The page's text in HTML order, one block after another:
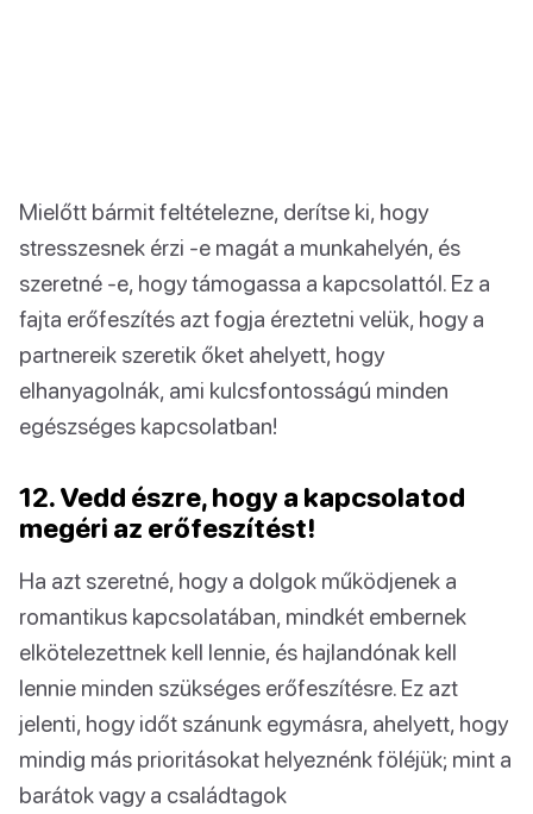
Mielőtt bármit feltételezne, derítse ki, hogy
stresszesnek érzi -e magát a munkahelyén, és
szeretné -e, hogy támogassa a kapcsolattól. Ez a
fajta erőfeszítés azt fogja éreztetni velük, hogy a
partnereik szeretik őket ahelyett, hogy
elhanyagolnák, ami kulcsfontosságú minden
egészséges kapcsolatban!
12. Vedd észre, hogy a kapcsolatod
megéri az erőfeszítést!
Ha azt szeretné, hogy a dolgok működjenek a
romantikus kapcsolatában, mindkét embernek
elkötelezettnek kell lennie, és hajlandónak kell
lennie minden szükséges erőfeszítésre. Ez azt
jelenti, hogy időt szánunk egymásra, ahelyett, hogy
mindig más prioritásokat helyeznénk föléjük; mint a
barátok vagy a családtagok